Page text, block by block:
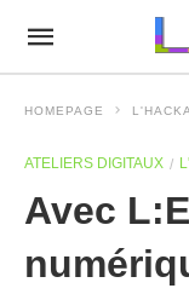
HOMEPAGE
ATELIERS DIGITAUX
Avec